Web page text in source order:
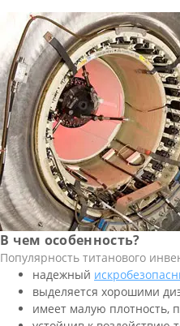
В чем особенность?
Популярность титанового
надежный
выделяется хорошими
имеет малую плотность,